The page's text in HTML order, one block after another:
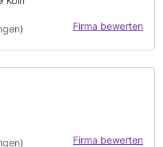
Firma bewerten
Firma bewerten